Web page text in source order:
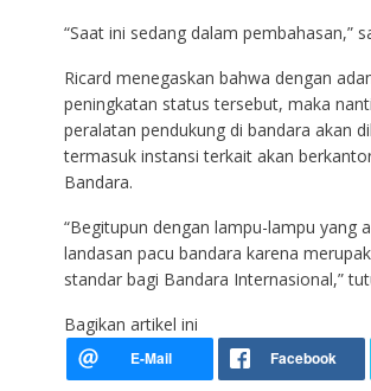
“Saat ini sedang dalam pembahasan,”
Ricard menegaskan bahwa dengan
peningkatan status tersebut, maka
peralatan pendukung di bandara akan
termasuk instansi terkait akan
Bandara.
“Begitupun dengan lampu-lampu yang
landasan pacu bandara karena
standar bagi Bandara Internasional,”
Bagikan artikel ini